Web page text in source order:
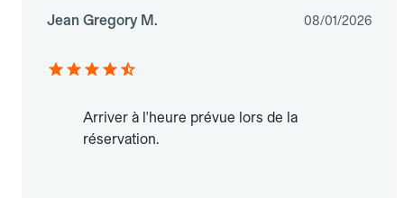
Jean Gregory M. 08/01/2026
Arriver à l'heure prévue lors de la
réservation.